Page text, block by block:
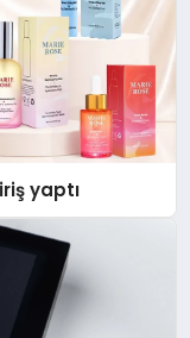
yaptı